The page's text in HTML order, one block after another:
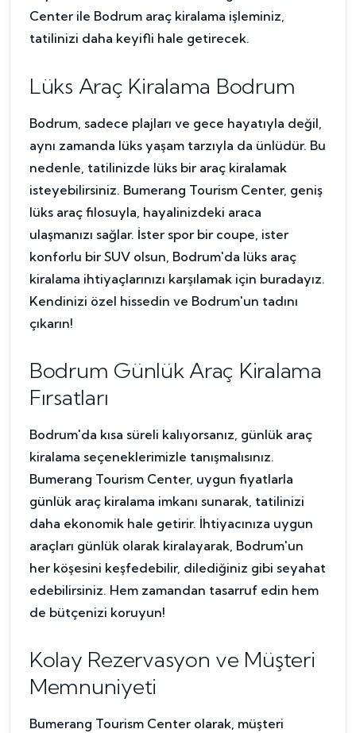
Center ile Bodrum araç kiralama işleminiz,
tatilinizi daha keyifli hale getirecek.
Lüks Araç Kiralama Bodrum
Bodrum, sadece plajları ve gece hayatıyla değil,
aynı zamanda lüks yaşam tarzıyla da ünlüdür. Bu
nedenle, tatilinizde lüks bir araç kiralamak
isteyebilirsiniz. Bumerang Tourism Center, geniş
lüks araç filosuyla, hayalinizdeki araca
ulaşmanızı sağlar. İster spor bir coupe, ister
konforlu bir SUV olsun, Bodrum'da lüks araç
kiralama ihtiyaçlarınızı karşılamak için buradayız.
Kendinizi özel hissedin ve Bodrum'un tadını
çıkarın!
Bodrum Günlük Araç Kiralama
Fırsatları
Bodrum'da kısa süreli kalıyorsanız, günlük araç
kiralama seçeneklerimizle tanışmalısınız.
Bumerang Tourism Center, uygun fiyatlarla
günlük araç kiralama imkanı sunarak, tatilinizi
daha ekonomik hale getirir. İhtiyacınıza uygun
araçları günlük olarak kiralayarak, Bodrum'un
her köşesini keşfedebilir, dilediğiniz gibi seyahat
edebilirsiniz. Hem zamandan tasarruf edin hem
de bütçenizi koruyun!
Kolay Rezervasyon ve Müşteri
Memnuniyeti
Bumerang Tourism Center olarak, müşteri